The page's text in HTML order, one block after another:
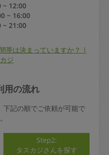
~ 12:00
~ 16:00
~ 21:00
帯は決まっていますか？ |
ジ
用の流れ
下記の順でご依頼が可能で
Step2:
タスカジさんを探す